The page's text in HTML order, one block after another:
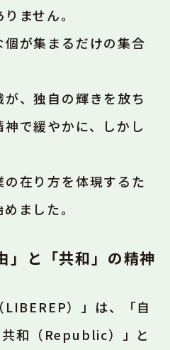
ません。
が集まるだけの集合
、独自の輝きを放ち
で緩やかに、しかし
在り方を体現するた
ました。
」と「共和」の精神
）」は、「自
和（Republic）」と